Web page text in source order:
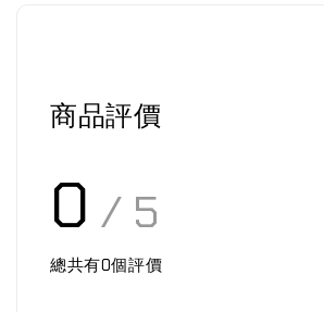
商品評價
0 / 5
總共有0個評價